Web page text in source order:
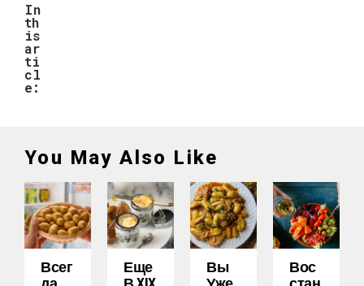
In
th
is
ar
ti
cl
e:
You May Also Like
Всег
Еще
Вы
Вос